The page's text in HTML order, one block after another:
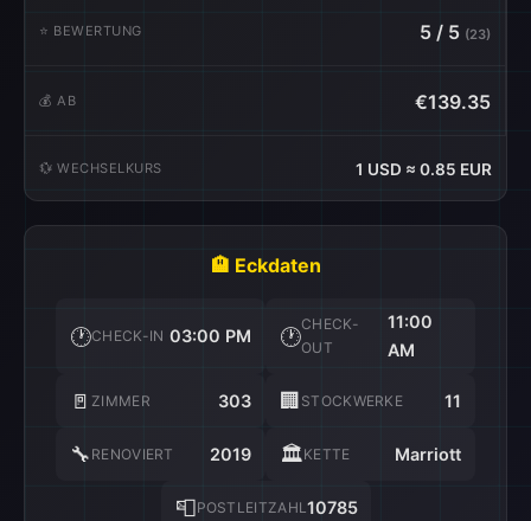
⭐ BEWERTUNG 5 / 5 (23)
💰 AB €139.35
💱 WECHSELKURS 1 USD ≈ 0.85 EUR
🏨 Eckdaten
🕐CHECK-IN 03:00 PM 🕐CHECK-
OUT
11:00
AM
🚪 ZIMMER 303 🏢 STOCKWERKE 11
🔧 RENOVIERT 2019 🏛️KETTE Marriott
📮POSTLEITZAHL10785